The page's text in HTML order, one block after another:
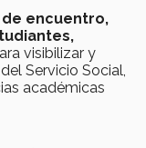
encuentro,
visibilizar y
Servicio Social,
académicas